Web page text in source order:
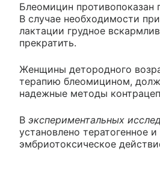
Блеомицин противопоказан
В случае необходимости
лактации грудное
прекратить.
Женщины детородного
терапию блеомицином,
надежные методы
В экспериментальных
установлено тератогенное и
эмбриотоксическое